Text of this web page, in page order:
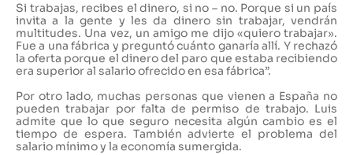
Si trabajas, recibes el dinero, si no – no. Porque si un país
invita a la gente y les da dinero sin trabajar, vendrán
multitudes. Una vez, un amigo me dijo «quiero trabajar».
Fue a una fábrica y preguntó cuánto ganaría allí. Y rechazó
la oferta porque el dinero del paro que estaba recibiendo
era superior al salario ofrecido en esa fábrica”.
Por otro lado, muchas personas que vienen a España no
pueden trabajar por falta de permiso de trabajo. Luis
admite que lo que seguro necesita algún cambio es el
tiempo de espera. También advierte el problema del
salario mínimo y la economía sumergida.